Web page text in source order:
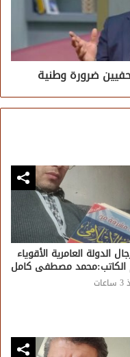
ضرورة وطنية
الدولة العامرية الأقوياء
الكاتب:محمد مصطفى كامل